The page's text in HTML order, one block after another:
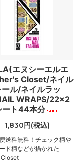
エヌシーエルエ
Closet/ネイル
ール/ネイルラッ
WRAPS/22×2
ート44本分
1,830円(税込)
送料無料！チェック柄や
ド柄などが描かれた